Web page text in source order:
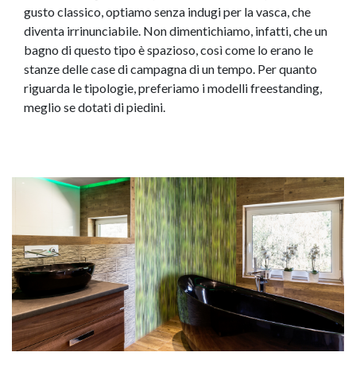
gusto classico, optiamo senza indugi per la vasca, che
diventa irrinunciabile. Non dimentichiamo, infatti, che un
bagno di questo tipo è spazioso, così come lo erano le
stanze delle case di campagna di un tempo. Per quanto
riguarda le tipologie, preferiamo i modelli freestanding,
meglio se dotati di piedini.